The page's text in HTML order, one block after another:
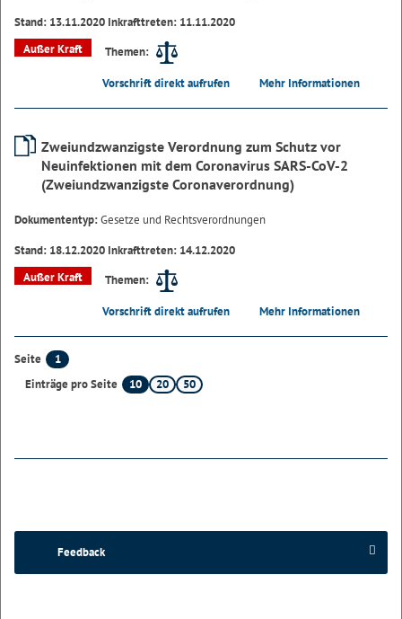
Stand: 13.11.2020 Inkrafttreten: 11.11.2020
Außer Kraft
Themen:
Vorschrift direkt aufrufen Mehr Informationen
Zweiundzwanzigste Verordnung zum Schutz vor
Neuinfektionen mit dem Coronavirus SARS-CoV-2
(Zweiundzwanzigste Coronaverordnung)
Dokumententyp:Gesetze und Rechtsverordnungen
Stand: 18.12.2020 Inkrafttreten: 14.12.2020
Außer Kraft
Themen:
Vorschrift direkt aufrufen Mehr Informationen
Seite
1
Einträge pro Seite
10 20 50
Feedback